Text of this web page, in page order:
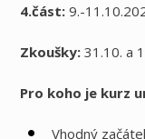
4.část: 9.-
Zkoušky: 31.10. a
Pro koho je kurz
Vhodný